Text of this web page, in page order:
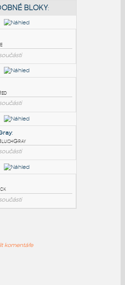
Blue
součásti
:
DkRed
součásti
DkBluishGray
komentáře